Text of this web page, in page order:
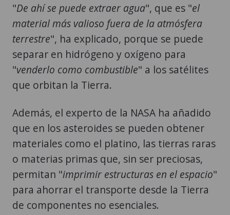
"De ahí se puede extraer agua", que es "el
material más valioso fuera de la atmósfera
terrestre", ha explicado, porque se puede
separar en hidrógeno y oxígeno para
"venderlo como combustible" a los satélites
que orbitan la Tierra.
Además, el experto de la NASA ha añadido
que en los asteroides se pueden obtener
materiales como el platino, las tierras raras
o materias primas que, sin ser preciosas,
permitan "imprimir estructuras en el espacio"
para ahorrar el transporte desde la Tierra
de componentes no esenciales.